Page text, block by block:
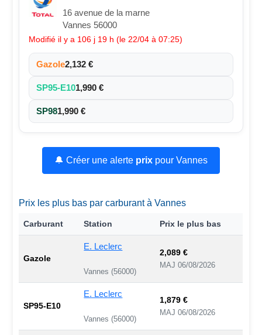
16 avenue de la marne
Vannes 56000
Modifié il y a 106 j 19 h (le 22/04 à 07:25)
Gazole2,132 €
SP95-E101,990 €
SP981,990 €
🔔 Créer une alerte prix pour Vannes
Prix les plus bas par carburant à Vannes
Carburant Station Prix le plus bas
Gazole
E. Leclerc
Vannes (56000)
2,089 €
MAJ 06/08/2026
SP95-E10
E. Leclerc
Vannes (56000)
1,879 €
MAJ 06/08/2026